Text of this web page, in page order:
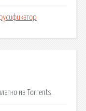
на Torrents.